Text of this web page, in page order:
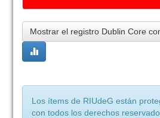
Mostrar el registro Dublin Core
Los ítems de RIUdeG están
con todos los derechos